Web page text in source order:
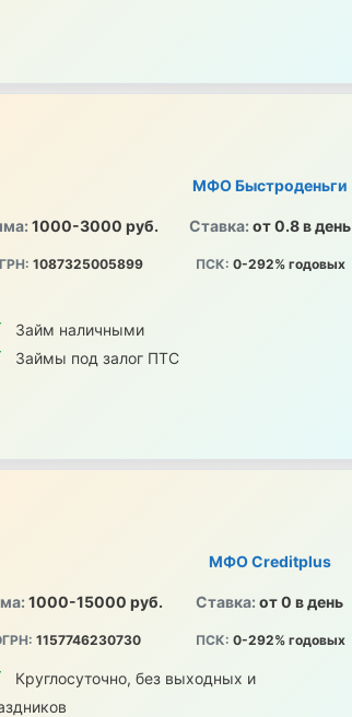
МФО Быстроденьги
1000-3000 руб. Ставка: от 0.8 в день
1087325005899 ПСК: 0-292% годовых
Займ наличными
Займы под залог ПТС
МФО Creditplus
1000-15000 руб. Ставка: от 0 в день
1157746230730 ПСК: 0-292% годовых
Круглосуточно, без выходных и